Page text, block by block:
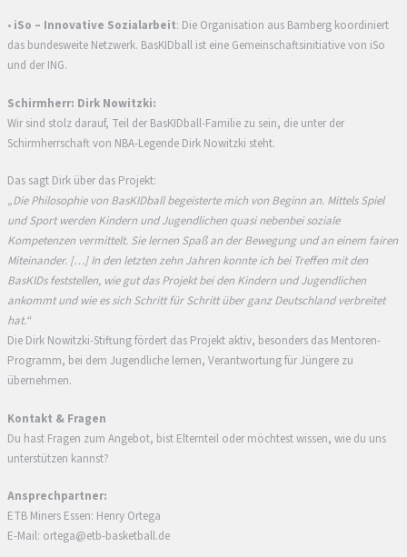
• iSo – Innovative Sozialarbeit: Die Organisation aus Bamberg koordiniert
das bundesweite Netzwerk. BasKIDball ist eine Gemeinschaftsinitiative von iSo
und der ING.
Schirmherr: Dirk Nowitzki:
Wir sind stolz darauf, Teil der BasKIDball-Familie zu sein, die unter der
Schirmherrschaft von NBA-Legende Dirk Nowitzki steht.
Das sagt Dirk über das Projekt:
„Die Philosophie von BasKIDball begeisterte mich von Beginn an. Mittels Spiel
und Sport werden Kindern und Jugendlichen quasi nebenbei soziale
Kompetenzen vermittelt. Sie lernen Spaß an der Bewegung und an einem fairen
Miteinander. […] In den letzten zehn Jahren konnte ich bei Treffen mit den
BasKIDs feststellen, wie gut das Projekt bei den Kindern und Jugendlichen
ankommt und wie es sich Schritt für Schritt über ganz Deutschland verbreitet
hat.“
Die Dirk Nowitzki-Stiftung fördert das Projekt aktiv, besonders das Mentoren-
Programm, bei dem Jugendliche lernen, Verantwortung für Jüngere zu
übernehmen.
Kontakt & Fragen
Du hast Fragen zum Angebot, bist Elternteil oder möchtest wissen, wie du uns
unterstützen kannst?
Ansprechpartner:
ETB Miners Essen: Henry Ortega
E-Mail: ortega@etb-basketball.de